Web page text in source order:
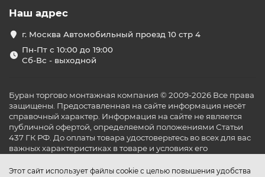
Этот сайт использует файлы cookie с целью повышения удобства
Наш адрес
г. Москва Автомобильный проезд 10 стр 4
Пн-Пт с 10:00 до 19:00
Сб-Вс - выходной
Буран торгово монтажная компания © 2009-2026 Все права
защищены. Предоставленная на сайте информация несёт
справочный характер. Информация на сайте не является
публичной офертой, определяемой положениями Статьи
437 ГК РФ. До оплаты товара удостоверьтесь во всех для вас
важных характеристиках в товаре и условиях его